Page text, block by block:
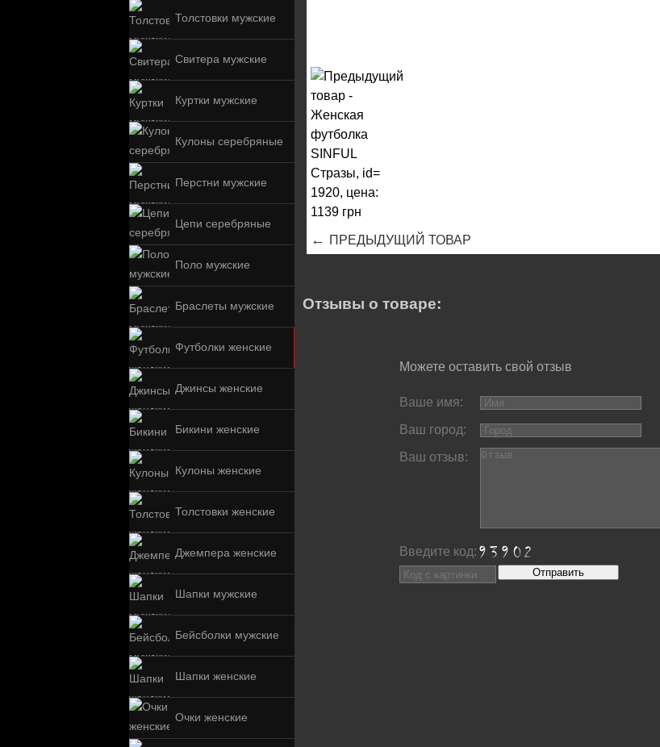
Толстовки мужские
Свитера мужские
Куртки мужские
Кулоны серебряные
Перстни мужские
Цепи серебряные
Поло мужские
Браслеты мужские
Футболки женские
Джинсы женские
Бикини женские
Кулоны женские
Толстовки женские
Джемпера женские
Шапки мужские
Бейсболки мужские
Шапки женские
Очки женские
← ПРЕДЫДУЩИЙ ТОВАР
Отзывы о товаре:
Можете оставить свой отзыв
Ваше имя:
Ваш город:
Ваш отзыв:
Введите код: